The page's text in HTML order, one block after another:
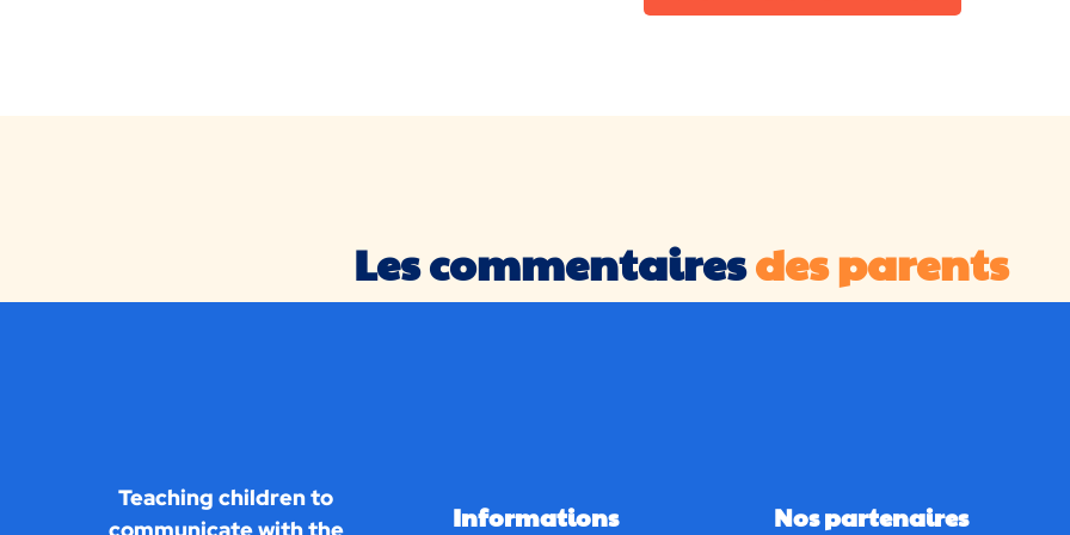
Les commentairesdes parents
Teaching children to
Informations Nos partenaires